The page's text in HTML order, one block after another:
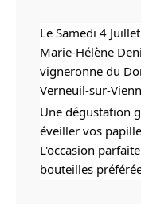
Le Samedi 4
Marie-Hélène
vigneronne du
Verneuil-sur-
Une dégustation
éveiller vos
L'occasion
bouteilles